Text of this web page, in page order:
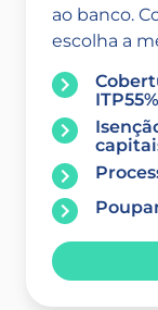
ao banco.
escolha a
ITP55%